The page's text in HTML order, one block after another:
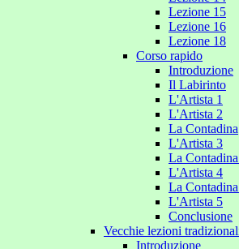
Lezione 15
Lezione 16
Lezione 18
Corso rapido
Introduzione
Il Labirinto
L'Artista 1
L'Artista 2
La Contadina
L'Artista 3
La
L'Artista 4
La
L'Artista 5
Conclusione
Vecchie lezioni
Introduzione